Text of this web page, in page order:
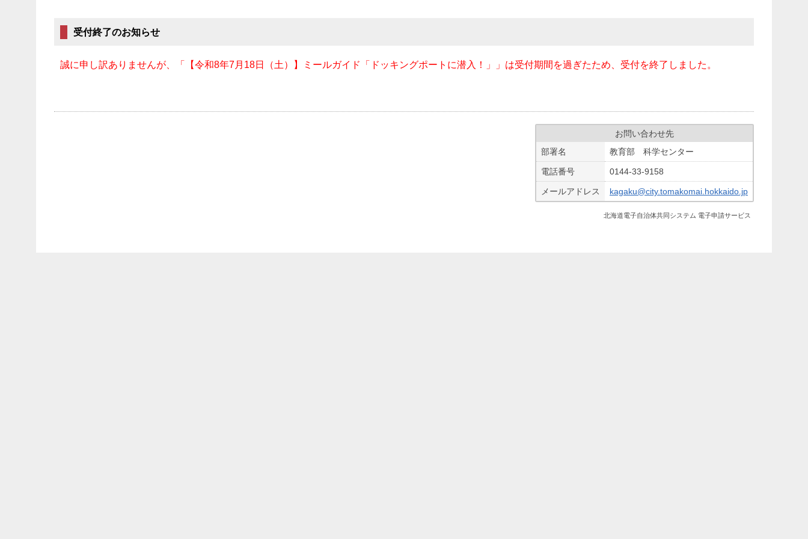
受付終了のお知らせ
誠に申し訳ありませんが、「【令和8年7月18日（土）】ミールガイド「ドッキングポートに潜入！」」は受付期間を過ぎたため、受付を終了しました。
お問い合わせ先
部署名
教育部 科学センター
電話番号 0144-33-9158
メールアドレス kagaku@city.tomakomai.hokkaido.jp
北海道電子自治体共同システム 電子申請サービス